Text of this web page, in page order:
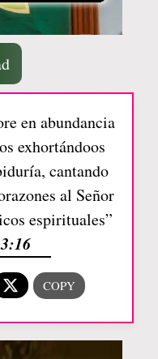
en abundancia
exhortándoos
cantando
al Señor
espirituales”